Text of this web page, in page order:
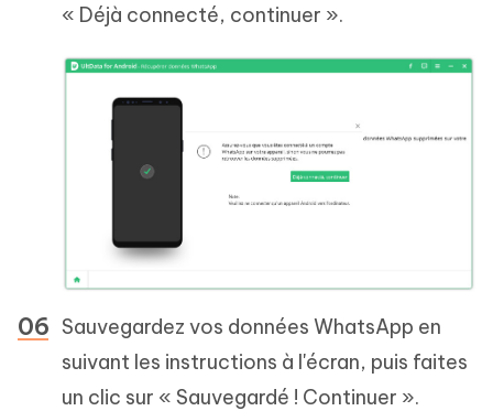
« Déjà connecté, continuer ».
Sauvegardez vos données WhatsApp en
suivant les instructions à l'écran, puis faites
un clic sur « Sauvegardé ! Continuer ».